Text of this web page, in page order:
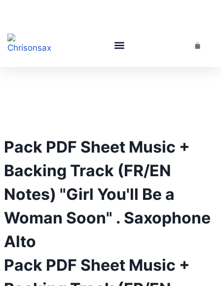
Pack PDF Sheet Music +
Backing Track (FR/EN
Notes) "Girl You'll Be a
Woman Soon" . Saxophone
Alto
Pack PDF Sheet Music +